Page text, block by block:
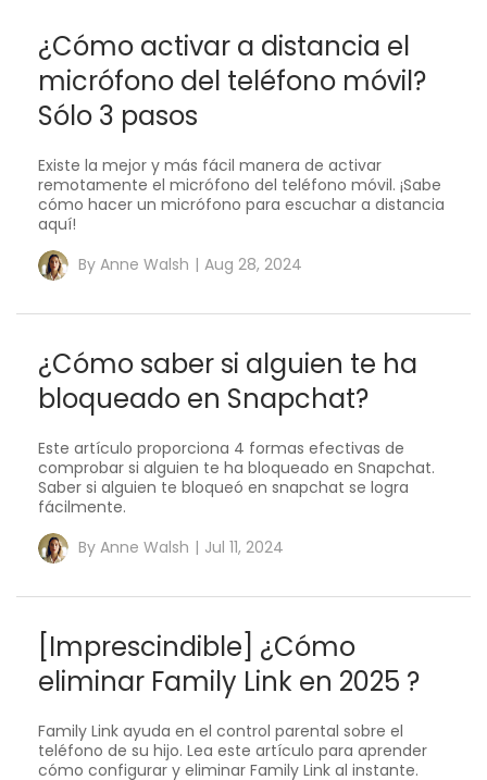
¿Cómo activar a distancia el
micrófono del teléfono móvil?
Sólo 3 pasos
Existe la mejor y más fácil manera de activar
remotamente el micrófono del teléfono móvil. ¡Sabe
cómo hacer un micrófono para escuchar a distancia
aquí!
By Anne Walsh | Aug 28, 2024
¿Cómo saber si alguien te ha
bloqueado en Snapchat?
Este artículo proporciona 4 formas efectivas de
comprobar si alguien te ha bloqueado en Snapchat.
Saber si alguien te bloqueó en snapchat se logra
fácilmente.
By Anne Walsh | Jul 11, 2024
[Imprescindible] ¿Cómo
eliminar Family Link en 2025 ?
Family Link ayuda en el control parental sobre el
teléfono de su hijo. Lea este artículo para aprender
cómo configurar y eliminar Family Link al instante.